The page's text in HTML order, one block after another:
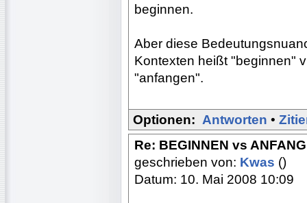
beginnen.
Aber diese
Kontexten heißt "beginnen"
"anfangen".
Optionen: Antworten •
Re: BEGINNEN vs
geschrieben von: Kwas ()
Datum: 10. Mai 2008 10:09